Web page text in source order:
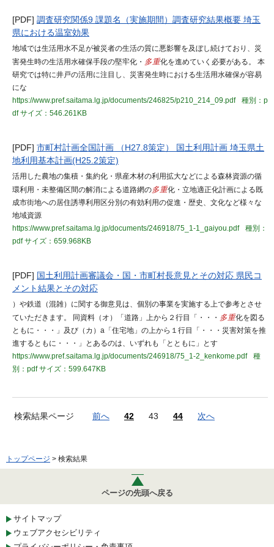
[PDF] 調査研究関係9 課題名（実施期間）調査研究結果概要 埼玉
県における温室効果
地域では生活用水不足が被災者の生活の質に悪影響を及ぼし続けており、災
害発生時の生活用水確保手段の堅牢化・ 多重化を進めていく必要がある。 本
研究では特に井戸の活用に注目し、災害発生時における生活用水確保が容易
にな
https://www.pref.saitama.lg.jp/documents/246825/p210_214_09.pdf
種別：p
dfサイズ：546.261KB
[PDF] 市町村計画全国計画 （H27.8策定） 国土利用計画 埼玉県土
地利用基本計画(H25.2策定)
活用した農地の集積・集約化・県産木材の利用拡大などによる森林資源の循
環利用・未整備区間の解消による道路網の多重化・立地適正化計画による既
成市街地への居住誘導利用区分別の有効利用の促進・歴史、文化など様々な
地域資源
https://www.pref.saitama.lg.jp/documents/246918/75_1-1_gaiyou.pdf
種別：
pdfサイズ：659.968KB
[PDF] 国土利用計画審議会・国・市町村長意見とその対応 県民コ
メント結果とその対応
）や鉄道（混雑）に関する御意見は、個別の事業を実施する上で参考とさせ
ていただきます。 同資料（オ）「道路」上から２行目「・・・ 多重化を図る
ともに・・・」及び（カ）a「住宅地」の上から１行目「・・・災害対策を推
進するともに・・・」とあるのは、いずれも「とともに」とす
https://www.pref.saitama.lg.jp/documents/246918/75_1-2_kenkome.pdf
種
別：pdfサイズ：599.647KB
検索結果ページ 前へ 42 43 44 次へ
トップページ > 検索結果
ページの先頭へ戻る
サイトマップ
ウェブアクセシビリティ